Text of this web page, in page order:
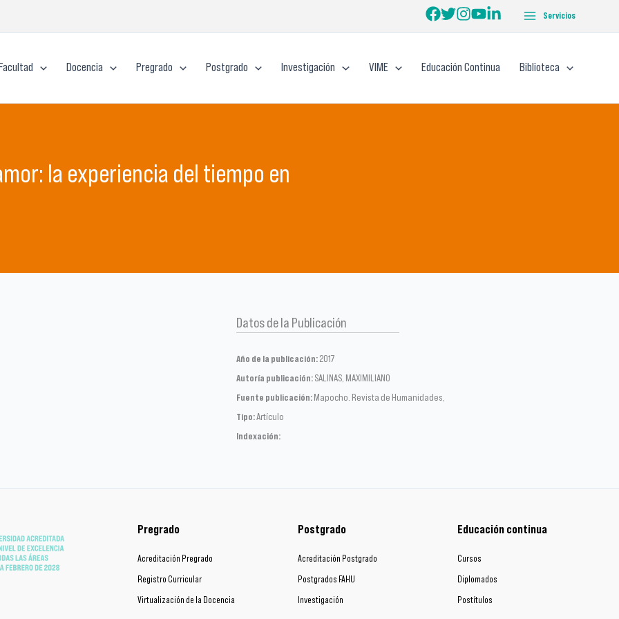
Servicios
Docencia Pregrado Postgrado Investigación VIME Educación Continua Biblioteca
la experiencia del tiempo en
Datos de la Publicación
Año de la publicación:2017
Autoría publicación:SALINAS, MAXIMILIANO
Fuente publicación:Mapocho. Revista de Humanidades,
Tipo:Artículo
Indexación:
Pregrado
Acreditación Pregrado
Registro Curricular
Virtualización de la Docencia
Postgrado
Acreditación Postgrado
Postgrados FAHU
Investigación
Educación continua
Cursos
Diplomados
Postítulos